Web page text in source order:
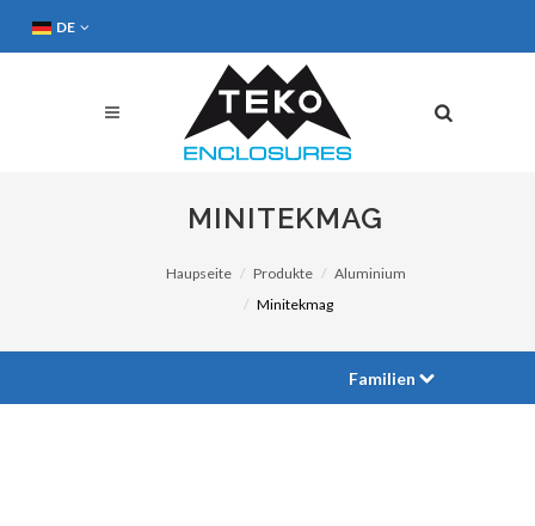
DE
MINITEKMAG
Haupseite Produkte
Aluminium
Minitekmag
Familien